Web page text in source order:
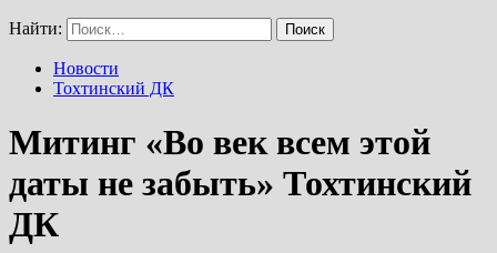
Найти:
Новости
Тохтинский ДК
Митинг «Во век всем этой
даты не забыть» Тохтинский
ДК